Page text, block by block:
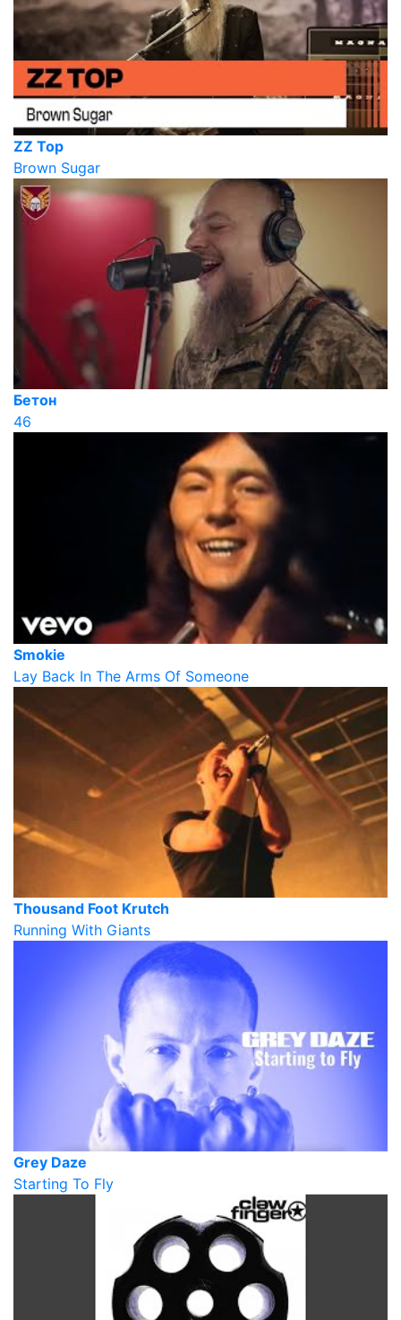
ZZ Top
Brown Sugar
Бетон
46
Smokie
Lay Back In The Arms Of Someone
Thousand Foot Krutch
Running With Giants
Grey Daze
Starting To Fly